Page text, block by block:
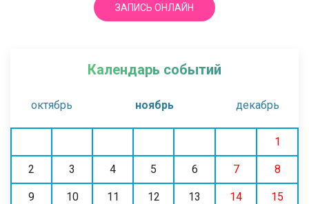
ЗАПИСЬ ОНЛАЙН
Календарь событий
октябрь ноябрь декабрь
1
2 3 4 5 6 7 8
9 10 11 12 13 14 15